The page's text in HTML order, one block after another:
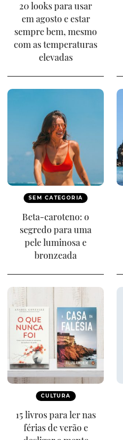
20 looks para usar
em agosto e estar
sempre bem, mesmo
com as temperaturas
elevadas
SEM CATEGORIA
Beta-caroteno: o
segredo para uma
pele luminosa e
bronzeada
CULTURA
15 livros para ler nas
férias de verão e